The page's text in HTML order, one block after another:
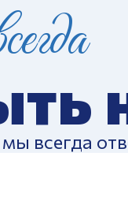
всегда